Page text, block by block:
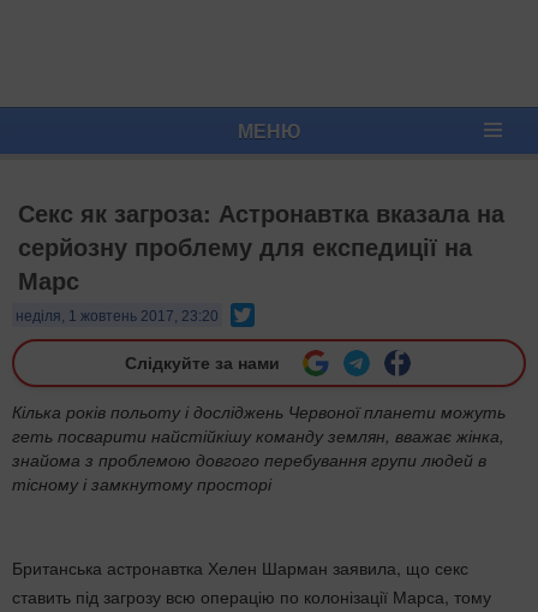
МЕНЮ
​Секс як загроза: Астронавтка вказала на
серйозну проблему для експедиції на
Марс
неділя, 1 жовтень 2017, 23:20
Слідкуйте за нами
Кілька років польоту і досліджень Червоної планети можуть
геть посварити найстійкішу команду землян, вважає жінка,
знайома з проблемою довгого перебування групи людей в
тісному і замкнутому просторі
Британська астронавтка Хелен Шарман заявила, що секс
ставить під загрозу всю операцію по колонізації Марса, тому